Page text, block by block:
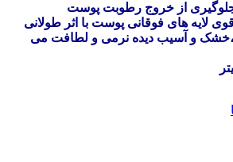
از خروج رطوبت پوست
لایه های فوقانی پوست با اثر طولانی
و آسیب دیده نرمی و لطافت می